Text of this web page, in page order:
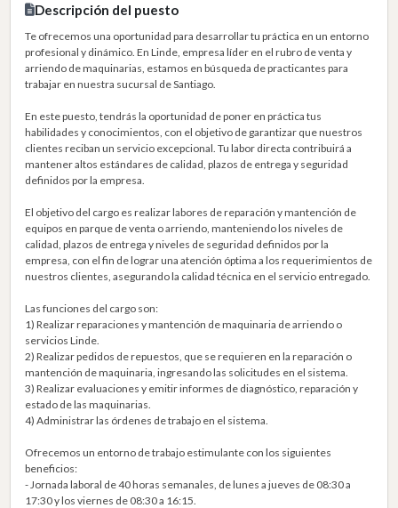
Descripción del puesto
Te ofrecemos una oportunidad para desarrollar tu práctica en un entorno
profesional y dinámico. En Linde, empresa líder en el rubro de venta y
arriendo de maquinarias, estamos en búsqueda de practicantes para
trabajar en nuestra sucursal de Santiago.
En este puesto, tendrás la oportunidad de poner en práctica tus
habilidades y conocimientos, con el objetivo de garantizar que nuestros
clientes reciban un servicio excepcional. Tu labor directa contribuirá a
mantener altos estándares de calidad, plazos de entrega y seguridad
definidos por la empresa.
El objetivo del cargo es realizar labores de reparación y mantención de
equipos en parque de venta o arriendo, manteniendo los niveles de
calidad, plazos de entrega y niveles de seguridad definidos por la
empresa, con el fin de lograr una atención óptima a los requerimientos de
nuestros clientes, asegurando la calidad técnica en el servicio entregado.
Las funciones del cargo son:
1) Realizar reparaciones y mantención de maquinaria de arriendo o
servicios Linde.
2) Realizar pedidos de repuestos, que se requieren en la reparación o
mantención de maquinaria, ingresando las solicitudes en el sistema.
3) Realizar evaluaciones y emitir informes de diagnóstico, reparación y
estado de las maquinarias.
4) Administrar las órdenes de trabajo en el sistema.
Ofrecemos un entorno de trabajo estimulante con los siguientes
beneficios:
- Jornada laboral de 40 horas semanales, de lunes a jueves de 08:30 a
17:30 y los viernes de 08:30 a 16:15.